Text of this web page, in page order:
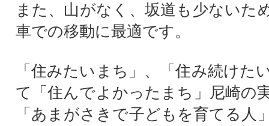
また、山がなく、坂道も少ないた
車での移動に最適です。
「住みたいまち」、「住み続けた
て「住んでよかったまち」尼崎の
「あまがさきで子どもを育てる人